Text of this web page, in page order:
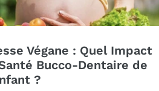
Végane : Quel Impact
Bucco-Dentaire de
?